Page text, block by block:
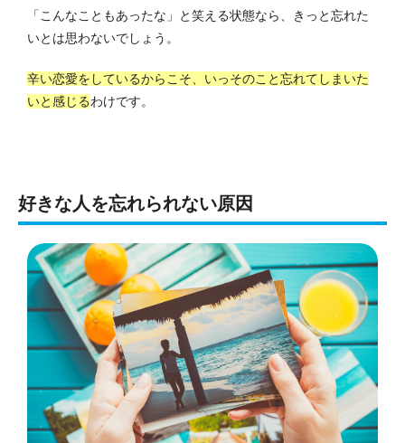
「こんなこともあったな」と笑える状態なら、きっと忘れた
いとは思わないでしょう。
辛い恋愛をしているからこそ、いっそのこと忘れてしまいた
いと感じるわけです。
好きな人を忘れられない原因